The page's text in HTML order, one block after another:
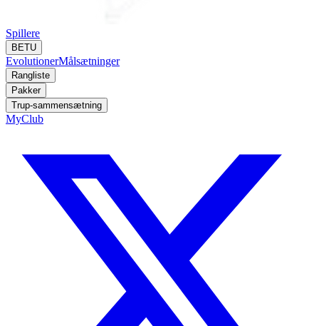
Spillere
BETU
EvolutionerMålsætninger
Rangliste
Pakker
Trup-sammensætning
MyClub